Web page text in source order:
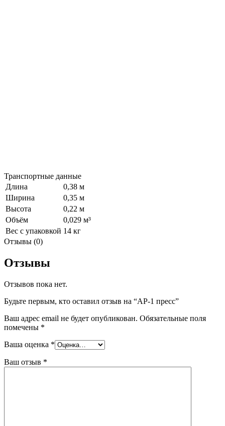
Транспортные данные
Длина
0,38 м
Ширина
0,35 м
Высота
0,22 м
Объём
0,029 м³
Вес с упаковкой 14 кг
Отзывы (0)
Отзывы
Отзывов пока нет.
Будьте первым, кто оставил отзыв на “AP-1 пресс”
Ваш адрес email не будет опубликован. Обязательные поля
помечены *
Ваша оценка *
Ваш отзыв *